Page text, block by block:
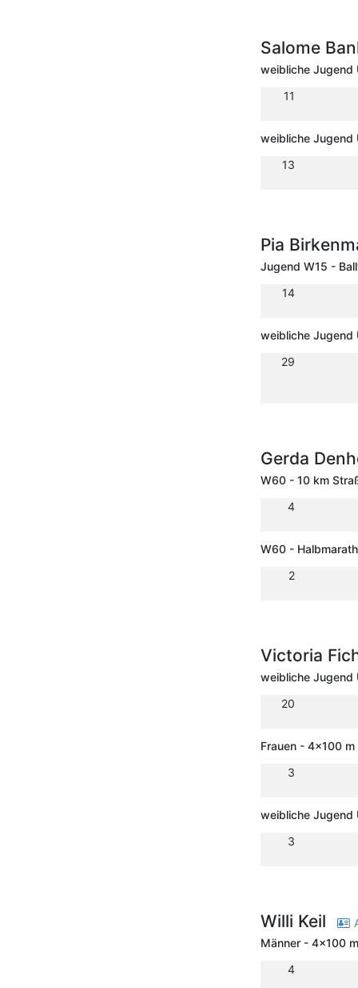
Salome
weibliche Jugend
11
weibliche Jugend
13
Pia
Jugend W15 -
14
weibliche Jugend
29
Gerda
W60 - 10 km
4
W60 -
2
Victoria
weibliche Jugend
20
Frauen - 4x100
3
weibliche Jugend
3
Willi Keil
Männer - 4x100
4